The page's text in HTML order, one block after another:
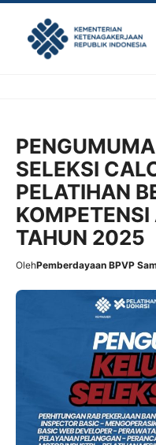
content
SELEKSI
PELATIHAN
TAHUN 2025
OlehPemberdayaan BPVP